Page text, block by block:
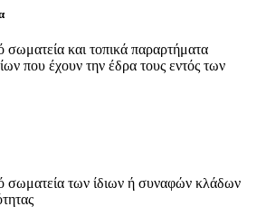
σωματεία και τοπικά παραρτήματα
που έχουν την έδρα τους εντός των
σωματεία των ίδιων ή συναφών κλάδων